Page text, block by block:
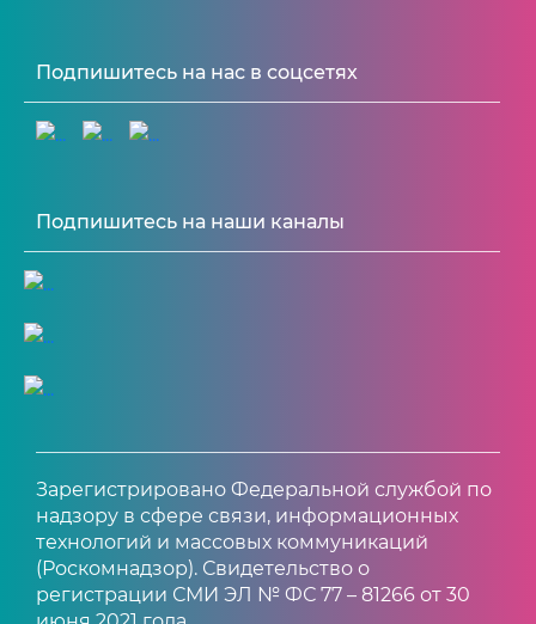
Подпишитесь на нас в соцсетях
Подпишитесь на наши каналы
Зарегистрировано Федеральной службой по
надзору в сфере связи, информационных
технологий и массовых коммуникаций
(Роскомнадзор). Свидетельство о
регистрации СМИ ЭЛ № ФС 77 – 81266 от 30